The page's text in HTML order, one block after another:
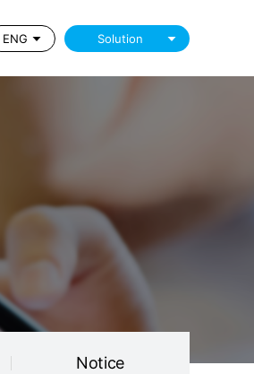
ENG Solution
Notice
Notice